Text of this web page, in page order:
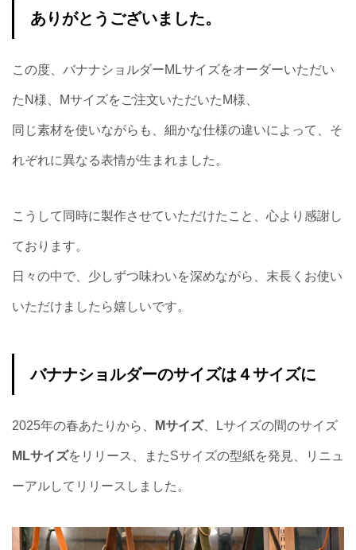
ありがとうございました。
この度、バナナショルダーMLサイズをオーダーいただい
たN様、Mサイズをご注文いただいたM様、
同じ素材を使いながらも、細かな仕様の違いによって、そ
れぞれに異なる表情が生まれました。
こうして同時に製作させていただけたこと、心より感謝し
ております。
日々の中で、少しずつ味わいを深めながら、末長くお使い
いただけましたら嬉しいです。
バナナショルダーのサイズは４サイズに
2025年の春あたりから、 Mサイズ、Lサイズの間のサイズ
MLサイズをリリース、またSサイズの型紙を発見、リニュ
ーアルしてリリースしました。